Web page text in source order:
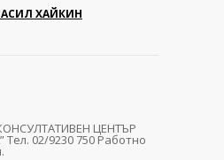
ХАЙКИН
ЦЕНТЪР
02/9230 750 Работно